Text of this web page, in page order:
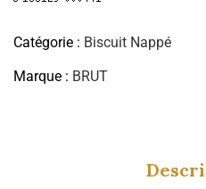
Catégorie : Biscuit Nappé
Marque : BRUT